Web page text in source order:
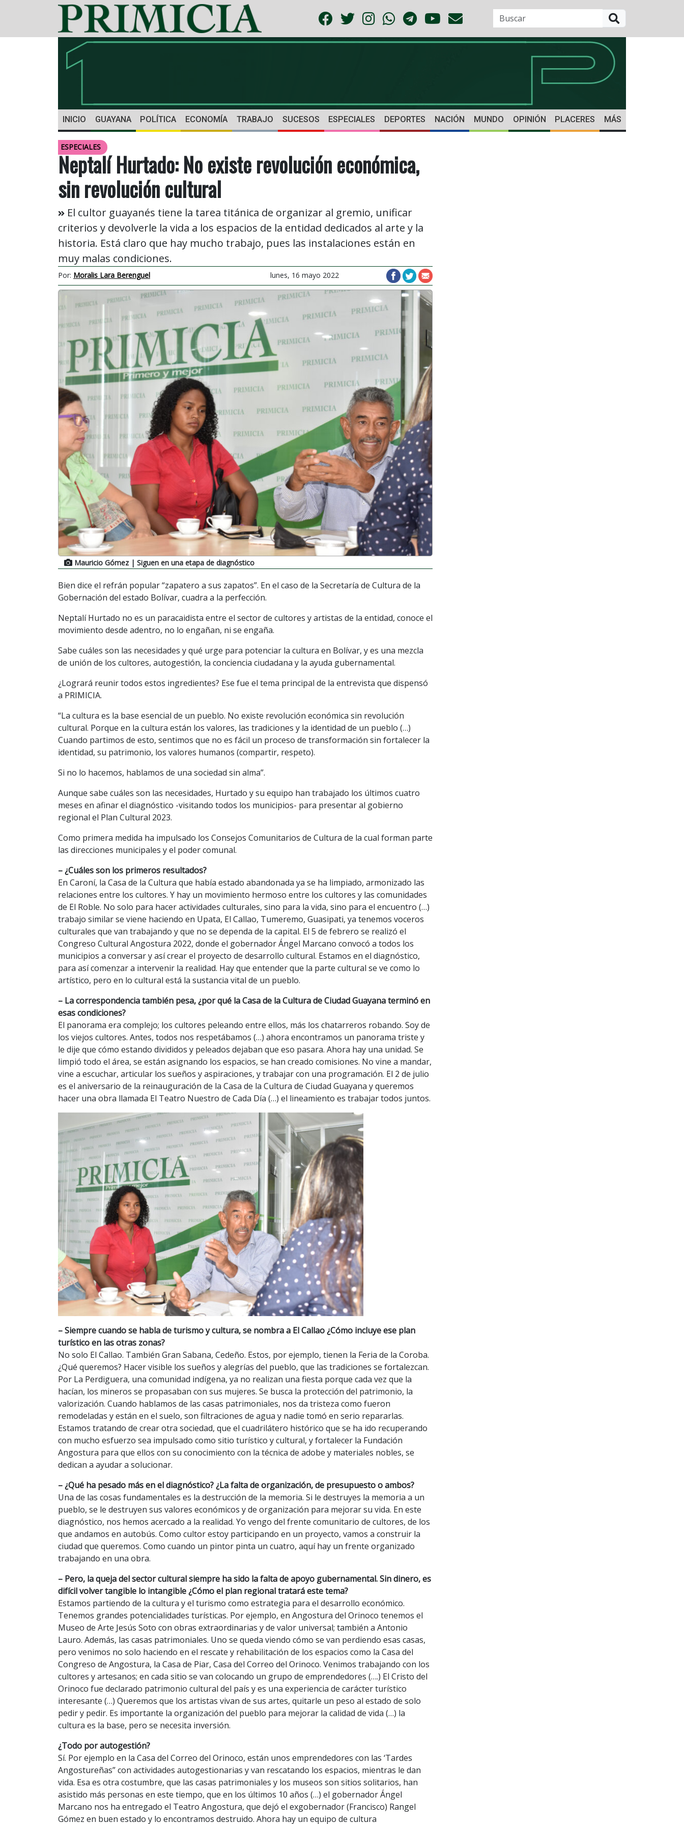
INICIO GUAYANA POLÍTICA ECONOMÍA TRABAJO SUCESOS ESPECIALES DEPORTES NACIÓN MUNDO OPINIÓN PLACERES MÁS
ESPECIALES
Neptalí Hurtado: No existe revolución económica,
sin revolución cultural
El cultor guayanés tiene la tarea titánica de organizar al gremio, unificar
criterios y devolverle la vida a los espacios de la entidad dedicados al arte y la
historia. Está claro que hay mucho trabajo, pues las instalaciones están en
muy malas condiciones.
Por: Moralis Lara Berenguel lunes, 16 mayo 2022
Mauricio Gómez| Siguen en una etapa de diagnóstico
Bien dice el refrán popular “zapatero a sus zapatos”. En el caso de la Secretaría de Cultura de la
Gobernación del estado Bolívar, cuadra a la perfección.
Neptalí Hurtado no es un paracaidista entre el sector de cultores y artistas de la entidad, conoce el
movimiento desde adentro, no lo engañan, ni se engaña.
Sabe cuáles son las necesidades y qué urge para potenciar la cultura en Bolívar, y es una mezcla
de unión de los cultores, autogestión, la conciencia ciudadana y la ayuda gubernamental.
¿Logrará reunir todos estos ingredientes? Ese fue el tema principal de la entrevista que dispensó
a PRIMICIA.
“La cultura es la base esencial de un pueblo. No existe revolución económica sin revolución
cultural. Porque en la cultura están los valores, las tradiciones y la identidad de un pueblo (…)
Cuando partimos de esto, sentimos que no es fácil un proceso de transformación sin fortalecer la
identidad, su patrimonio, los valores humanos (compartir, respeto).
Si no lo hacemos, hablamos de una sociedad sin alma”.
Aunque sabe cuáles son las necesidades, Hurtado y su equipo han trabajado los últimos cuatro
meses en afinar el diagnóstico -visitando todos los municipios- para presentar al gobierno
regional el Plan Cultural 2023.
Como primera medida ha impulsado los Consejos Comunitarios de Cultura de la cual forman parte
las direcciones municipales y el poder comunal.
– ¿Cuáles son los primeros resultados?
En Caroní, la Casa de la Cultura que había estado abandonada ya se ha limpiado, armonizado las
relaciones entre los cultores. Y hay un movimiento hermoso entre los cultores y las comunidades
de El Roble. No solo para hacer actividades culturales, sino para la vida, sino para el encuentro (…)
trabajo similar se viene haciendo en Upata, El Callao, Tumeremo, Guasipati, ya tenemos voceros
culturales que van trabajando y que no se dependa de la capital. El 5 de febrero se realizó el
Congreso Cultural Angostura 2022, donde el gobernador Ángel Marcano convocó a todos los
municipios a conversar y así crear el proyecto de desarrollo cultural. Estamos en el diagnóstico,
para así comenzar a intervenir la realidad. Hay que entender que la parte cultural se ve como lo
artístico, pero en lo cultural está la sustancia vital de un pueblo.
– La correspondencia también pesa, ¿por qué la Casa de la Cultura de Ciudad Guayana terminó en
esas condiciones?
El panorama era complejo; los cultores peleando entre ellos, más los chatarreros robando. Soy de
los viejos cultores. Antes, todos nos respetábamos (…) ahora encontramos un panorama triste y
le dije que cómo estando divididos y peleados dejaban que eso pasara. Ahora hay una unidad. Se
limpió todo el área, se están asignando los espacios, se han creado comisiones. No vine a mandar,
vine a escuchar, articular los sueños y aspiraciones, y trabajar con una programación. El 2 de julio
es el aniversario de la reinauguración de la Casa de la Cultura de Ciudad Guayana y queremos
hacer una obra llamada El Teatro Nuestro de Cada Día (…) el lineamiento es trabajar todos juntos.
– Siempre cuando se habla de turismo y cultura, se nombra a El Callao ¿Cómo incluye ese plan
turístico en las otras zonas?
No solo El Callao. También Gran Sabana, Cedeño. Estos, por ejemplo, tienen la Feria de la Coroba.
¿Qué queremos? Hacer visible los sueños y alegrías del pueblo, que las tradiciones se fortalezcan.
Por La Perdiguera, una comunidad indígena, ya no realizan una fiesta porque cada vez que la
hacían, los mineros se propasaban con sus mujeres. Se busca la protección del patrimonio, la
valorización. Cuando hablamos de las casas patrimoniales, nos da tristeza como fueron
remodeladas y están en el suelo, son filtraciones de agua y nadie tomó en serio repararlas.
Estamos tratando de crear otra sociedad, que el cuadrilátero histórico que se ha ido recuperando
con mucho esfuerzo sea impulsado como sitio turístico y cultural, y fortalecer la Fundación
Angostura para que ellos con su conocimiento con la técnica de adobe y materiales nobles, se
dedican a ayudar a solucionar.
– ¿Qué ha pesado más en el diagnóstico? ¿La falta de organización, de presupuesto o ambos?
Una de las cosas fundamentales es la destrucción de la memoria. Si le destruyes la memoria a un
pueblo, se le destruyen sus valores económicos y de organización para mejorar su vida. En este
diagnóstico, nos hemos acercado a la realidad. Yo vengo del frente comunitario de cultores, de los
que andamos en autobús. Como cultor estoy participando en un proyecto, vamos a construir la
ciudad que queremos. Como cuando un pintor pinta un cuatro, aquí hay un frente organizado
trabajando en una obra.
– Pero, la queja del sector cultural siempre ha sido la falta de apoyo gubernamental. Sin dinero, es
difícil volver tangible lo intangible ¿Cómo el plan regional tratará este tema?
Estamos partiendo de la cultura y el turismo como estrategia para el desarrollo económico.
Tenemos grandes potencialidades turísticas. Por ejemplo, en Angostura del Orinoco tenemos el
Museo de Arte Jesús Soto con obras extraordinarias y de valor universal; también a Antonio
Lauro. Además, las casas patrimoniales. Uno se queda viendo cómo se van perdiendo esas casas,
pero venimos no solo haciendo en el rescate y rehabilitación de los espacios como la Casa del
Congreso de Angostura, la Casa de Piar, Casa del Correo del Orinoco. Venimos trabajando con los
cultores y artesanos; en cada sitio se van colocando un grupo de emprendedores (….) El Cristo del
Orinoco fue declarado patrimonio cultural del país y es una experiencia de carácter turístico
interesante (…) Queremos que los artistas vivan de sus artes, quitarle un peso al estado de solo
pedir y pedir. Es importante la organización del pueblo para mejorar la calidad de vida (…) la
cultura es la base, pero se necesita inversión.
¿Todo por autogestión?
Sí. Por ejemplo en la Casa del Correo del Orinoco, están unos emprendedores con las ‘Tardes
Angostureñas” con actividades autogestionarias y van rescatando los espacios, mientras le dan
vida. Esa es otra costumbre, que las casas patrimoniales y los museos son sitios solitarios, han
asistido más personas en este tiempo, que en los últimos 10 años (…) el gobernador Ángel
Marcano nos ha entregado el Teatro Angostura, que dejó el exgobernador (Francisco) Rangel
Gómez en buen estado y lo encontramos destruido. Ahora hay un equipo de cultura